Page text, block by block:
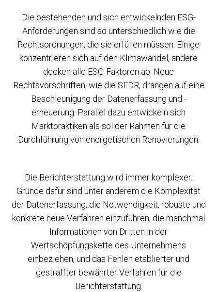
Die bestehenden und sich entwickelnden ESG-
Anforderungen sind so unterschiedlich wie die
Rechtsordnungen, die sie erfüllen müssen. Einige
konzentrieren sich auf den Klimawandel, andere
decken alle ESG-Faktoren ab. Neue
Rechtsvorschriften, wie die SFDR, drängen auf eine
Beschleunigung der Datenerfassung und -
erneuerung. Parallel dazu entwickeln sich
Marktpraktiken als solider Rahmen für die
Durchführung von energetischen Renovierungen.
Die Berichterstattung wird immer komplexer.
Gründe dafür sind unter anderem die Komplexität
der Datenerfassung, die Notwendigkeit, robuste und
konkrete neue Verfahren einzuführen, die manchmal
Informationen von Dritten in der
Wertschöpfungskette des Unternehmens
einbeziehen, und das Fehlen etablierter und
gestraffter bewährter Verfahren für die
Berichterstattung.